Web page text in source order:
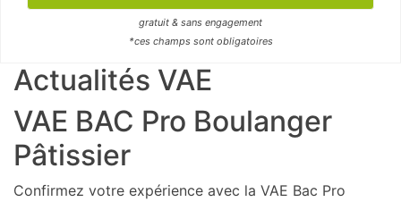
gratuit & sans engagement
*ces champs sont obligatoires
Actualités VAE
VAE BAC Pro Boulanger
Pâtissier
Confirmez votre expérience avec la VAE Bac Pro